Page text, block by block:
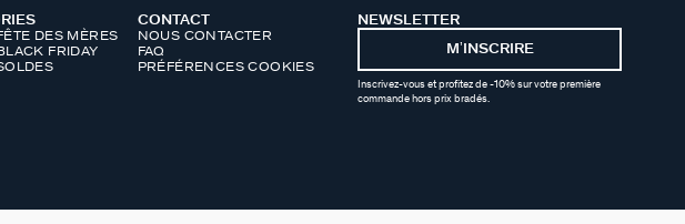
NEWSLETTER
MʼINSCRIRE
Inscrivez-vous et profitez de -10% sur votre première
commande hors prix bradés.
DES MÈRES
FRIDAY
CONTACT
NOUS CONTACTER
FAQ
PRÉFÉRENCES COOKIES